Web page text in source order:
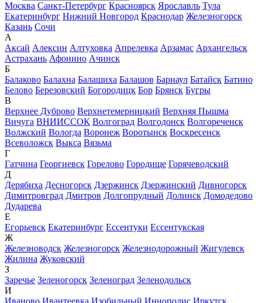
Москва Санкт-Петербург Красноярск Ярославль Тула
Екатеринбург Нижний Новгород Краснодар Железногорск
Казань Сочи
А
Аксай Алексин Алтуховка Апрелевка Арзамас Архангельск
Астрахань Афонино Ачинск
Б
Балаково Балахна Балашиха Балашов Барнаул Батайск Батино
Белово Березовский Богородицк Бор Брянск Бугры
В
Верхнее Дуброво Верхнетемерницкий Верхняя Пышма
Вичуга ВНИИССОК Волгоград Волгодонск Волгореченск
Волжский Вологда Воронеж Воротынск Воскресенск
Всеволожск Выкса Вязьма
Г
Гатчина Георгиевск Горелово Городище Горячеводский
Д
Дерябиха Десногорск Дзержинск Дзержинский Дивногорск
Димитровград Дмитров Долгопрудный Долинск Домодедово
Дударева
Е
Егорьевск Екатеринбург Ессентуки Ессентукская
Ж
Железноводск Железногорск Железнодорожный Жигулевск
Жилина Жуковский
З
Заречье Зеленогорск Зеленоград Зеленодольск
И